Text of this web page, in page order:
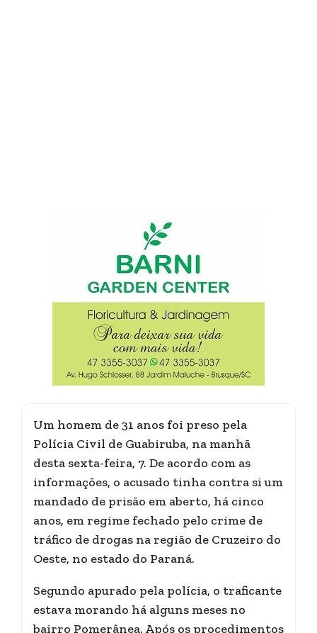
Um homem de 31 anos foi preso pela
Polícia Civil de Guabiruba, na manhã
desta sexta-feira, 7. De acordo com as
informações, o acusado tinha contra si um
mandado de prisão em aberto, há cinco
anos, em regime fechado pelo crime de
tráfico de drogas na região de Cruzeiro do
Oeste, no estado do Paraná.
Segundo apurado pela polícia, o traficante
estava morando há alguns meses no
bairro Pomerânea. Após os procedimentos